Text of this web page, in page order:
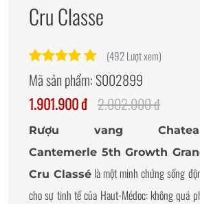
Cru Classe
(492 Lượt xem)
Mã sản phẩm: S002899
1.901.900 đ 2.002.000 đ
Rượu vang
Cantemerle 5th Growth
Cru Classé là một minh chứng sống
cho sự tinh tế của Haut-Médoc: không quá